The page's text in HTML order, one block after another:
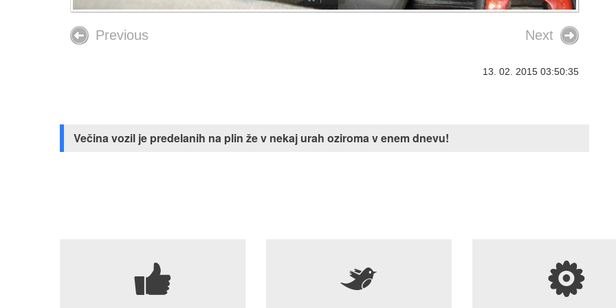
Previous Next
13. 02. 2015 03:50:35
Večina vozil je predelanih na plin že v nekaj urah oziroma v enem dnevu!
7 5 s